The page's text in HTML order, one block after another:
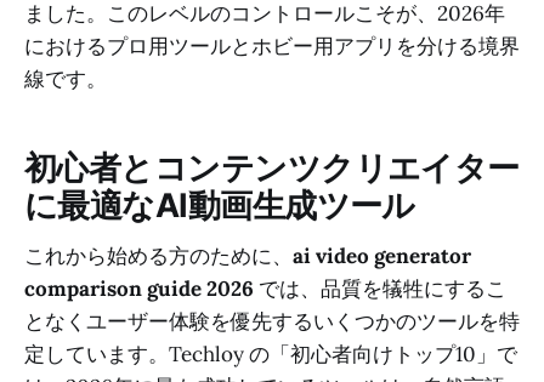
ました。このレベルのコントロールこそが、2026年
におけるプロ用ツールとホビー用アプリを分ける境界
線です。
初心者とコンテンツクリエイター
に最適なAI動画生成ツール
これから始める方のために、 ai video generator
comparison guide 2026 では、品質を犠牲にするこ
となくユーザー体験を優先するいくつかのツールを特
定しています。Techloy の「初心者向けトップ10」で